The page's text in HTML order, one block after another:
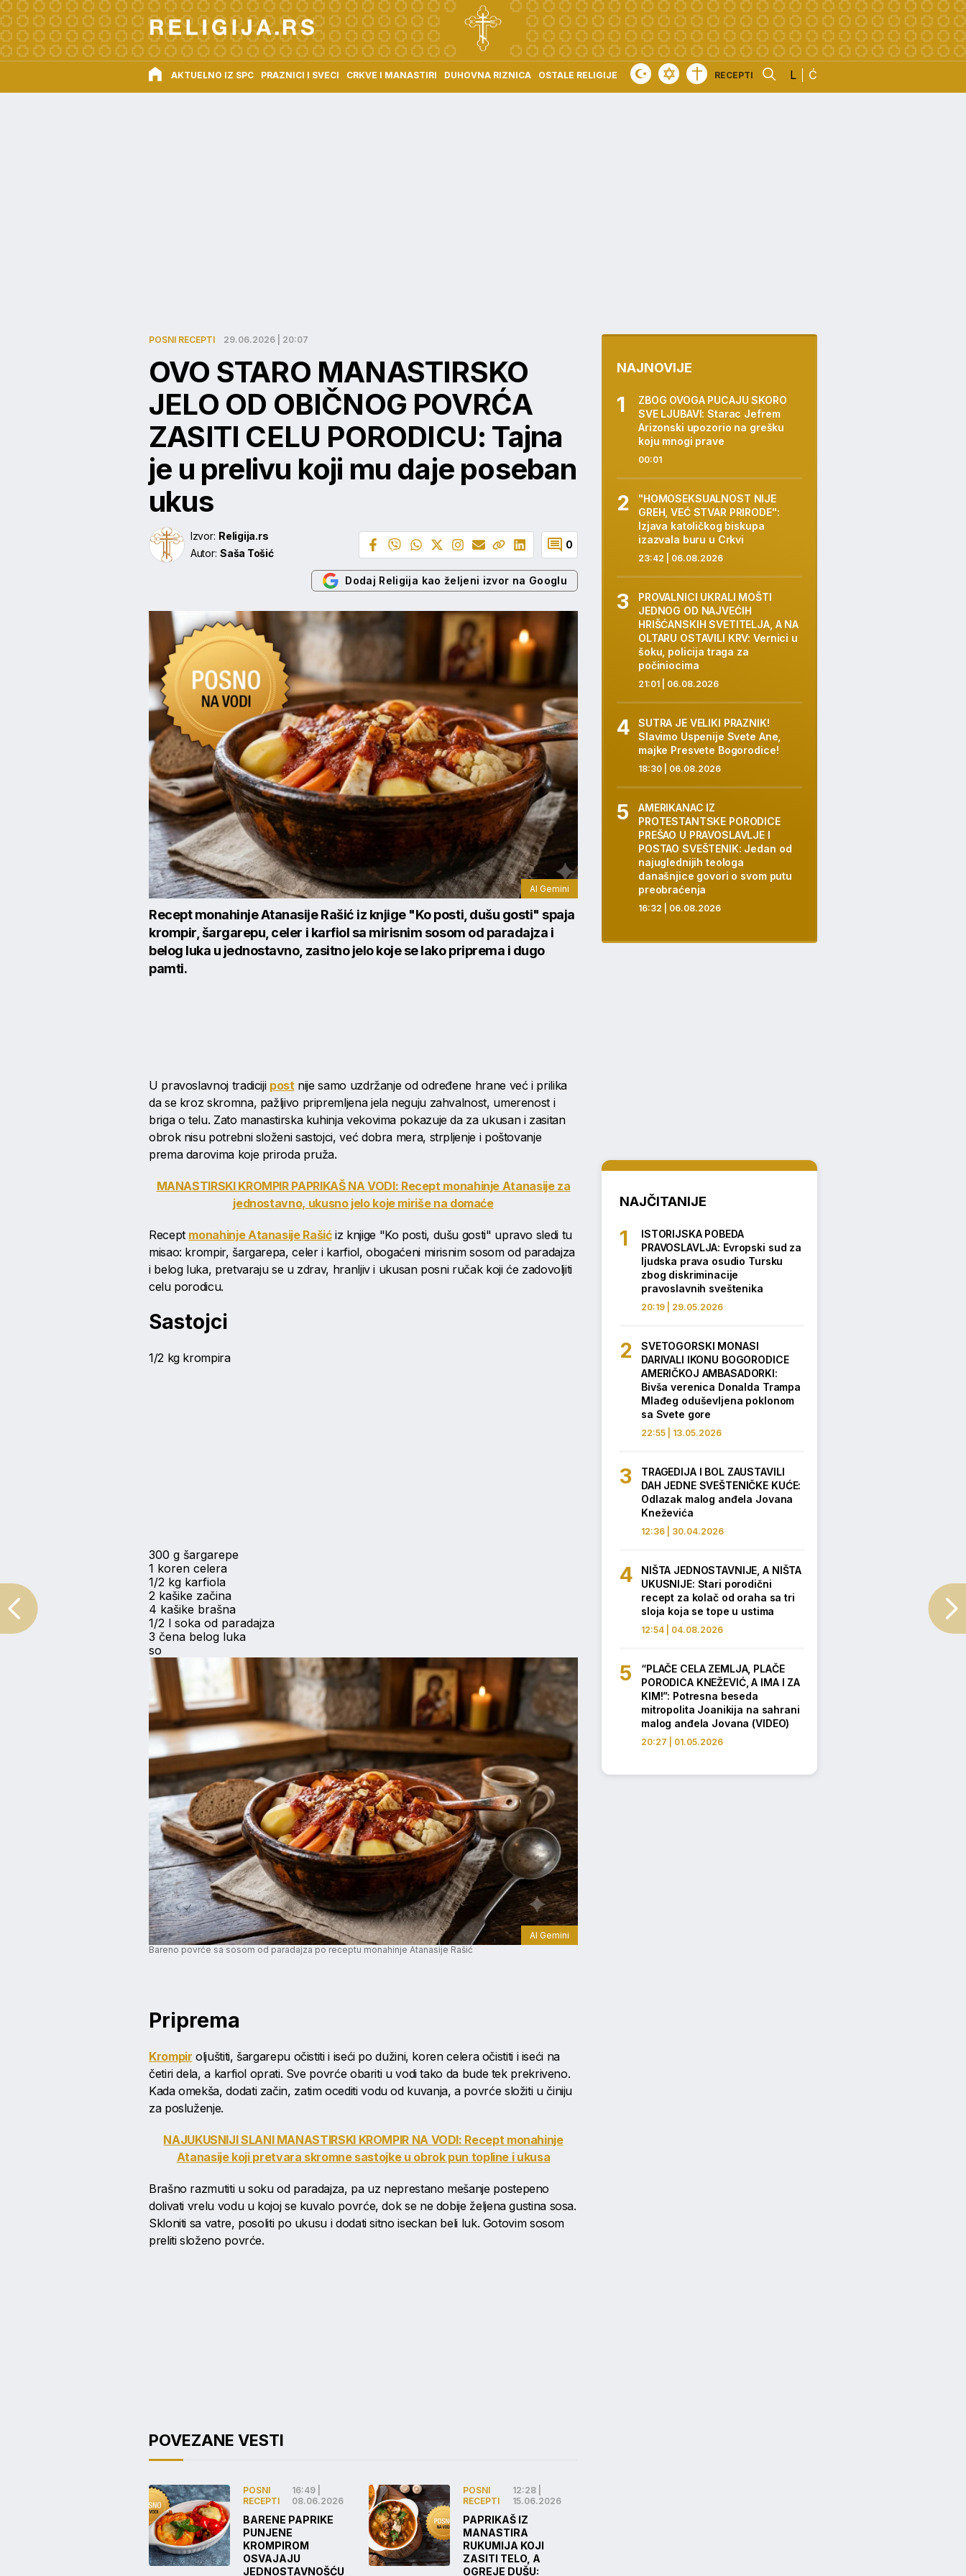
AKTUELNO IZ SPC PRAZNICI I SVECI CRKVE I MANASTIRI DUHOVNA RIZNICA OSTALE RELIGIJE RECEPTI L Ć
POSNI RECEPTI 29.06.2026 | 20:07
OVO STARO MANASTIRSKO
JELO OD OBIČNOG POVRĆA
ZASITI CELU PORODICU: Tajna
je u prelivu koji mu daje poseban
ukus
Izvor: Religija.rs
Autor: Saša Tošić
0
Dodaj Religija kao željeni izvor na Googlu
AI Gemini
Recept monahinje Atanasije Rašić iz knjige "Ko posti, dušu gosti" spaja
krompir, šargarepu, celer i karfiol sa mirisnim sosom od paradajza i
belog luka u jednostavno, zasitno jelo koje se lako priprema i dugo
pamti.
U pravoslavnoj tradiciji post nije samo uzdržanje od određene hrane već i prilika
da se kroz skromna, pažljivo pripremljena jela neguju zahvalnost, umerenost i
briga o telu. Zato manastirska kuhinja vekovima pokazuje da za ukusan i zasitan
obrok nisu potrebni složeni sastojci, već dobra mera, strpljenje i poštovanje
prema darovima koje priroda pruža.
MANASTIRSKI KROMPIR PAPRIKAŠ NA VODI: Recept monahinje Atanasije za
jednostavno, ukusno jelo koje miriše na domaće
Recept monahinje Atanasije Rašićiz knjige "Ko posti, dušu gosti" upravo sledi tu
misao: krompir, šargarepa, celer i karfiol, obogaćeni mirisnim sosom od paradajza
i belog luka, pretvaraju se u zdrav, hranljiv i ukusan posni ručak koji će zadovoljiti
celu porodicu.
Sastojci
1/2 kg krompira
300 g šargarepe
1 koren celera
1/2 kg karfiola
2 kašike začina
4 kašike brašna
1/2 l soka od paradajza
3 čena belog luka
so
AI Gemini
Bareno povrće sa sosom od paradajza po receptu monahinje Atanasije Rašić
Priprema
Krompir oljuštiti, šargarepu očistiti i iseći po dužini, koren celera očistiti i iseći na
četiri dela, a karfiol oprati. Sve povrće obariti u vodi tako da bude tek prekriveno.
Kada omekša, dodati začin, zatim ocediti vodu od kuvanja, a povrće složiti u činiju
za posluženje.
NAJUKUSNIJI SLANI MANASTIRSKI KROMPIR NA VODI: Recept monahinje
Atanasije koji pretvara skromne sastojke u obrok pun topline i ukusa
Brašno razmutiti u soku od paradajza, pa uz neprestano mešanje postepeno
dolivati vrelu vodu u kojoj se kuvalo povrće, dok se ne dobije željena gustina sosa.
Skloniti sa vatre, posoliti po ukusu i dodati sitno iseckan beli luk. Gotovim sosom
preliti složeno povrće.
POVEZANE VESTI
POSNI
RECEPTI
16:49 |
08.06.2026
BARENE PAPRIKE
PUNJENE
KROMPIROM
OSVAJAJU
JEDNOSTAVNOŠĆU
POSNI
RECEPTI
12:28 |
15.06.2026
PAPRIKAŠ IZ
MANASTIRA
RUKUMIJA KOJI
ZASITI TELO, A
OGREJE DUŠU:
NAJNOVIJE
00:01
ZBOG OVOGA PUCAJU SKORO
SVE LJUBAVI: Starac Jefrem
Arizonski upozorio na grešku
koju mnogi prave
23:42 | 06.08.2026
"HOMOSEKSUALNOST NIJE
GREH, VEĆ STVAR PRIRODE":
Izjava katoličkog biskupa
izazvala buru u Crkvi
21:01 | 06.08.2026
PROVALNICI UKRALI MOŠTI
JEDNOG OD NAJVEĆIH
HRIŠĆANSKIH SVETITELJA, A NA
OLTARU OSTAVILI KRV: Vernici u
šoku, policija traga za
počiniocima
18:30 | 06.08.2026
SUTRA JE VELIKI PRAZNIK!
Slavimo Uspenije Svete Ane,
majke Presvete Bogorodice!
16:32 | 06.08.2026
AMERIKANAC IZ
PROTESTANTSKE PORODICE
PREŠAO U PRAVOSLAVLJE I
POSTAO SVEŠTENIK: Jedan od
najuglednijih teologa
današnjice govori o svom putu
preobraćenja
NAJČITANIJE
20:19 | 29.05.2026
ISTORIJSKA POBEDA
PRAVOSLAVLJA: Evropski sud za
ljudska prava osudio Tursku
zbog diskriminacije
pravoslavnih sveštenika
22:55 | 13.05.2026
SVETOGORSKI MONASI
DARIVALI IKONU BOGORODICE
AMERIČKOJ AMBASADORKI:
Bivša verenica Donalda Trampa
Mlađeg oduševljena poklonom
sa Svete gore
12:36 | 30.04.2026
TRAGEDIJA I BOL ZAUSTAVILI
DAH JEDNE SVEŠTENIČKE KUĆE:
Odlazak malog anđela Jovana
Kneževića
12:54 | 04.08.2026
NIŠTA JEDNOSTAVNIJE, A NIŠTA
UKUSNIJE: Stari porodični
recept za kolač od oraha sa tri
sloja koja se tope u ustima
20:27 | 01.05.2026
“PLAČE CELA ZEMLJA, PLAČE
PORODICA KNEŽEVIĆ, A IMA I ZA
KIM!”: Potresna beseda
mitropolita Joanikija na sahrani
malog anđela Jovana (VIDEO)